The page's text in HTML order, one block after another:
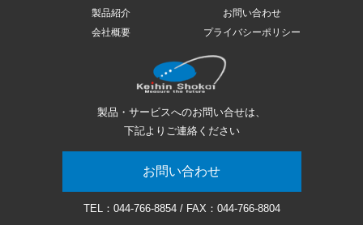
製品紹介
お問い合わせ
会社概要
プライバシーポリシー
製品・サービスへのお問い合せは、
下記よりご連絡ください
お問い合わせ
TEL： 044-766-8854/ FAX：044-766-8804